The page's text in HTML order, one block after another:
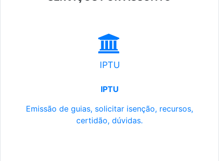
IPTU
IPTU
Emissão de guias, solicitar isenção, recursos,
certidão, dúvidas.